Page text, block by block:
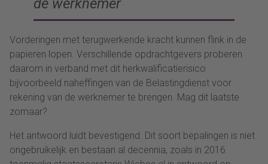
de werknemer
Vorderingen met terugwerkende kracht kunnen flink in de
papieren lopen. Verschillende opdrachtgevers proberen
daarom in verband met dit herkwalificatierisico
bijvoorbeeld naheffingen van de Belastingdienst voor
rekening van de werknemer te brengen. Mag dit laatste
zomaar?
Het antwoord luidt bevestigend. Dit soort bepalingen is niet
ongebruikelijk en bestaan al decennia, zoals in 2016